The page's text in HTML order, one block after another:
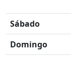
Sábado
Domingo